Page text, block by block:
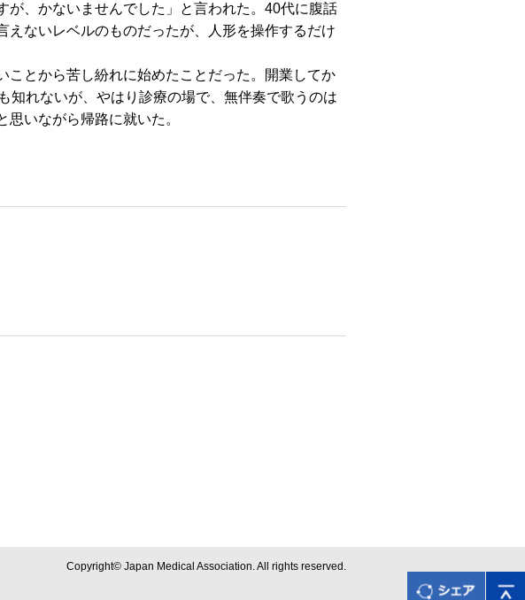
、かないませんでした」と言われた。40代に腹話
ないレベルのものだったが、人形を操作するだけ
とから苦し紛れに始めたことだった。開業してか
知れないが、やはり診療の場で、無伴奏で歌うのは
いながら帰路に就いた。
Copyright© Japan Medical Association. All rights reserved.